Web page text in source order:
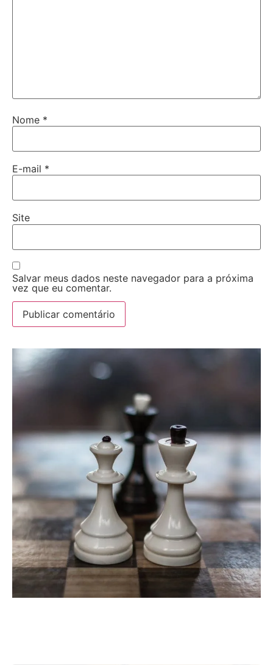
Nome *
E-mail *
Site
Salvar meus dados neste navegador para a próxima
vez que eu comentar.